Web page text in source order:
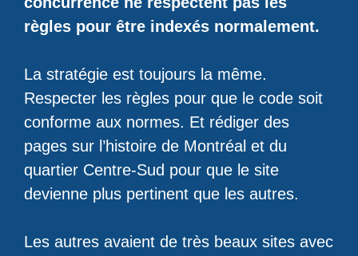
règles pour être indexés normalement.
La stratégie est toujours la même.
Respecter les règles pour que le code soit
conforme aux normes. Et rédiger des
pages sur l’histoire de Montréal et du
quartier Centre-Sud pour que le site
devienne plus pertinent que les autres.
Les autres avaient de très beaux sites avec